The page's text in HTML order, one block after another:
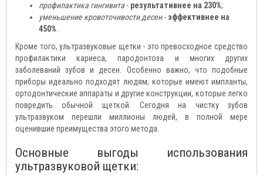
профилактика гингивита - результативнее на 230%;
уменьшение кровоточивости десен- эффективнее на
450%
Кроме того, ультразвуковые щетки - это превосходное средство
профилактики кариеса, пародонтоза и многих других
заболеваний зубов и десен. Особенно важно, что подобные
приборы идеально подходят людям, которые имеют импланты,
ортодонтические аппараты и другие конструкции, которые легко
повредить обычной щеткой. Сегодня на чистку зубов
ультразвуком перешли миллионы людей, в полной мере
оценившие преимущества этого метода.
Основные выгоды использования
ультразвуковой щетки: